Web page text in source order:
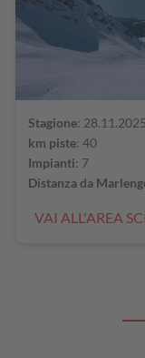
Stagione:
km piste: 40
Impianti: 7
Distanza da
VAI ALL'AREA